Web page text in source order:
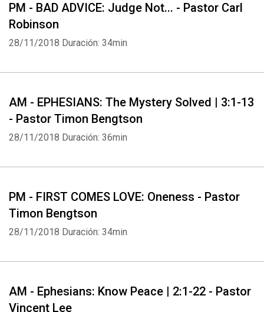
PM - BAD ADVICE: Judge Not... - Pastor Carl
Robinson
28/11/2018 Duración: 34min
AM - EPHESIANS: The Mystery Solved | 3:1-13
- Pastor Timon Bengtson
28/11/2018 Duración: 36min
PM - FIRST COMES LOVE: Oneness - Pastor
Timon Bengtson
28/11/2018 Duración: 34min
AM - Ephesians: Know Peace | 2:1-22 - Pastor
Vincent Lee